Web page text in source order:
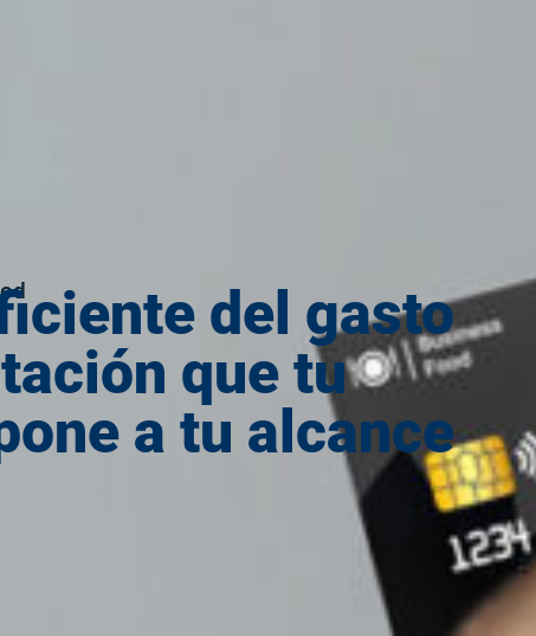
del gasto
que tu
a tu alcance